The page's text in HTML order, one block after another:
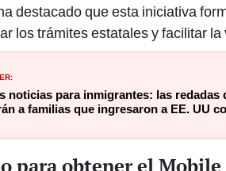
destacado que esta iniciativa
los trámites estatales y facilitar
noticias para inmigrantes: las redadas
a familias que ingresaron a EE. UU
para obtener el